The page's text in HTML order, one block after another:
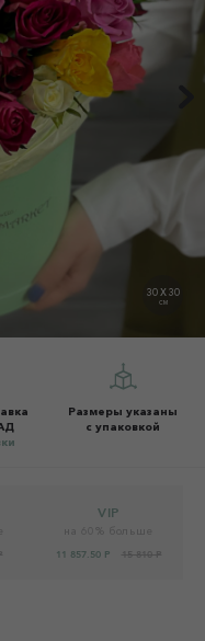
30 X 30
СМ
Размеры указаны
с упаковкой
VIP
11 857.50 Р 15 810 Р